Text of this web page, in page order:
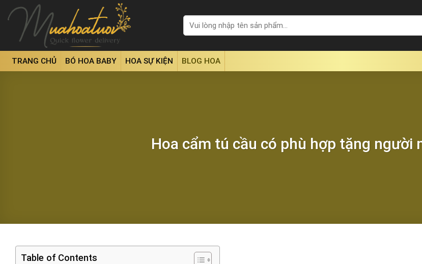
content
Tìm
kiếm:
TRANG CHỦ BÓ HOA BABY HOA SỰ KIỆN BLOG HOA
Hoa cẩm tú cầu có phù hợp tặng người
Table of Contents